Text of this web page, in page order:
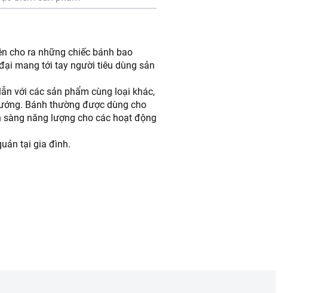
cho ra những chiếc bánh bao
mang tới tay người tiêu dùng sản
với các sản phẩm cùng loại khác,
Bánh thường được dùng cho
năng lượng cho các hoạt động
tại gia đình.